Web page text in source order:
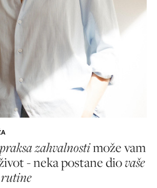
zahvalnostimože vam
- neka postane diovaše
rutine